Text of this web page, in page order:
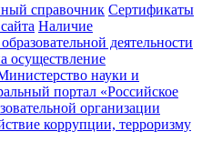
справочник Сертификаты
Наличие
деятельности
осуществление
науки и
портал «Российское
организации
коррупции, терроризму